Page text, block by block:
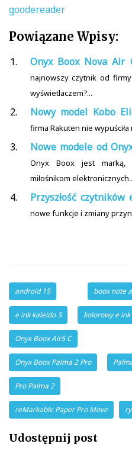
goodereader
Powiązane Wpisy:
Onyx Boox Nova Air
najnowszy czytnik od
wyświetlaczem?...
Nowy model Kobo
firma Rakuten nie
Nowe modele od
Onyx Boox jest marką,
miłośnikom
Przyszłość
nowe funkcje i zmiany
android 15 boox note
e ink kaleido 3 kolorowy e ink
Onyx Boox Air5 C
Onyx Boox Palma 2 Pro
Pro Palma 2
reMarkable Paper Pro Move
Udostępnij post